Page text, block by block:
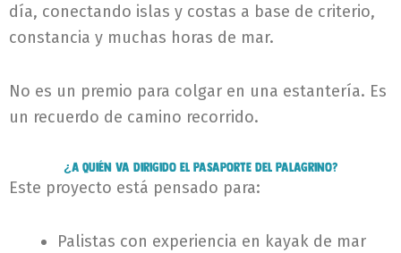
día, conectando islas y costas a base de criterio,
constancia y muchas horas de mar.
No es un premio para colgar en una estantería. Es
un recuerdo de camino recorrido.
¿A quién va dirigido el Pasaporte del Palagrino?
Este proyecto está pensado para:
Palistas con experiencia en kayak de mar